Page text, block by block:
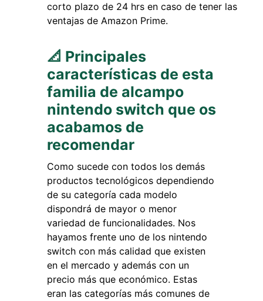
corto plazo de 24 hrs en caso de tener las
ventajas de Amazon Prime.
📐 Principales
características de esta
familia de alcampo
nintendo switch que os
acabamos de
recomendar
Como sucede con todos los demás
productos tecnológicos dependiendo
de su categoría cada modelo
dispondrá de mayor o menor
variedad de funcionalidades. Nos
hayamos frente uno de los nintendo
switch con más calidad que existen
en el mercado y además con un
precio más que económico. Estas
eran las categorías más comunes de